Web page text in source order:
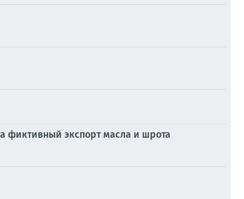
фиктивный экспорт масла и шрота